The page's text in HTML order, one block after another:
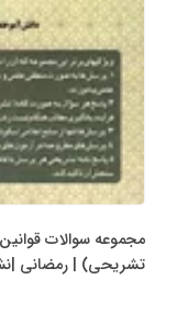
مجموعه سوالات
تشریحی) | رمضانی